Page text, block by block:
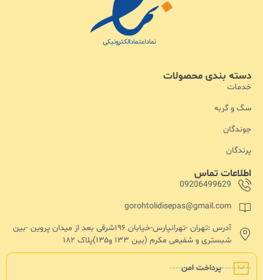
پرداخت امن
اطلاعات تماس
09206499629
gorohtolidisepas@gmail.com
آدرس :تهران -تهرانپارس-خیابان ۱۹۶شرقی بعد از میدان پروین -بین
شبستری و شفیعی مکرم (بین ۱۳۳ و۱۳۵)پلاک ۱۸۲
دسته بندی محصولات
خدمات
سگ و گربه
جوندگان
پرندگان